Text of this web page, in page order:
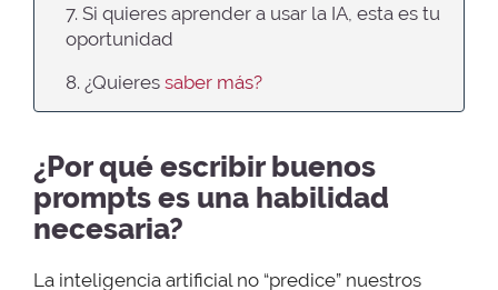
7. Si quieres aprender a usar la IA, esta es tu
oportunidad
8. ¿Quieres saber más?
¿Por qué escribir buenos
prompts es una habilidad
necesaria?
La inteligencia artificial no “predice” nuestros